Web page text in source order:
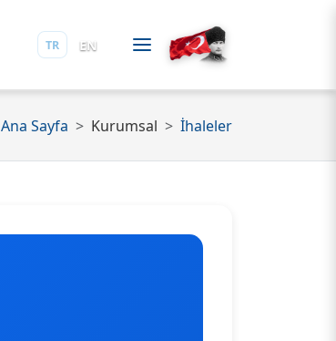
TR EN
Ana Sayfa Kurumsal İhaleler